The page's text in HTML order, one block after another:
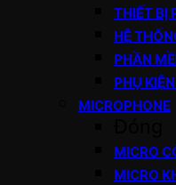
THIẾT BỊ
HỆ
PHẦN
PHỤ
MICROPHONE
MICRO
MICRO